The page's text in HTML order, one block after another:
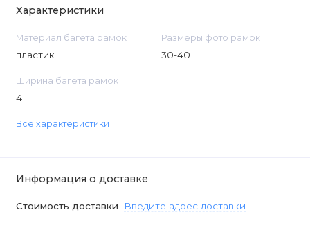
Характеристики
Материал багета рамок
пластик
Размеры фото рамок
30-40
Ширина багета рамок
4
Все характеристики
Информация о доставке
Стоимость доставки Введите адрес доставки